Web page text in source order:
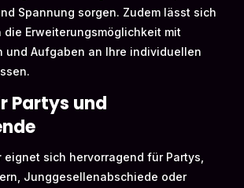
Spannung sorgen. Zudem lässt sich
die Erweiterungsmöglichkeit mit
und Aufgaben an Ihre individuellen
Partys und
eignet sich hervorragend für Partys,
Junggesellenabschiede oder